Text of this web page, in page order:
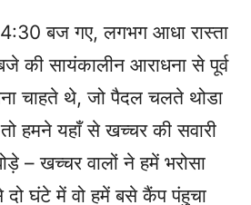
बज गए, लगभग आधा रास्ता
की सायंकालीन आराधना से पूर्व
चाहते थे, जो पैदल चलते थोडा
हमने यहाँ से खच्चर की सवारी
– खच्चर वालों ने हमें भरोसा
दो घंटे में वो हमें बसे कैंप पंहुचा